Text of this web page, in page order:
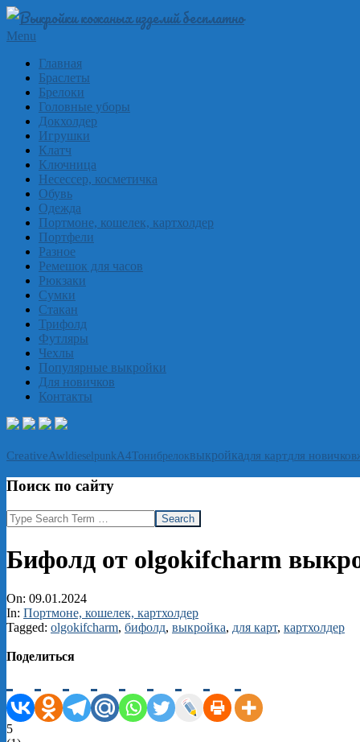
Skip
content
Выкройки
кожи
бесплатно
Skinpat
Primary
Menu
Menu
Главная
Браслеты
Брелоки
Головные уборы
Докхолдер
Игрушки
Клатч
Ключница
Несессер, косметичка
Обувь
Одежда
Портмоне, кошелек, картхолдер
Портфели
Разное
Ремешок для часов
Рюкзаки
Сумки
Стакан
Трифолд
Футляры
Чехлы
Популярные выкройки
Для новичков
Контакты
CreativeAwldieselpunk А4Тонибрелоквыкройкадля картдля новичков
Поиск по сайту
Search
Бифолд от olgokifcharm
On: 09.01.2024
In: Портмоне, кошелек, картхолдер
Tagged: olgokifcharm, бифолд, выкройка, для карт, картхолдер
Поделиться
5